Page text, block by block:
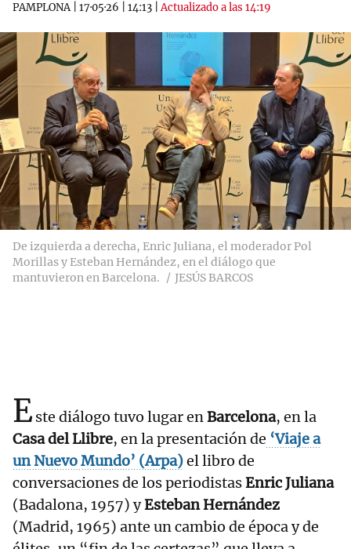
PAMPLONA| 17·05·26 14:13 |Actualizado a las 14:19
De izquierda a derecha, Enric Juliana, el moderador Pol
Morillas y Esteban Hernández, en el diálogo que
mantuvieron en Barcelona.
JESÚS BARCOS
Este diálogo tuvo lugar enBarcelona, en la
Casa del Llibre, en la presentación de ‘Viaje a
un Nuevo Mundo’ (Arpa)el libro de
conversaciones de los periodistasEnric Juliana
(Badalona, 1957) yEsteban Hernández
(Madrid, 1965) ante un cambio de época y de